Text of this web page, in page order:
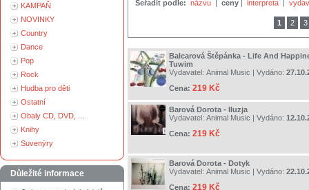
KAMPAŇ
NOVINKY
Country
Dance
Pop
Rock
Hudba pro děti
Ostatní
Obaly CD, DVD, ...
Knihy
Suvenýry
Důležité informace
Seřadit podle: názvu | ceny | interpreta |
1 2 3
Balcarová Štěpánka - Life And
Tuwim
Vydavatel: Animal Music | Vydáno:
Cena: 219 Kč
Barová Dorota - Iluzja
Vydavatel: Animal Music | Vydáno:
Cena: 219 Kč
Barová Dorota - Dotyk
Vydavatel: Animal Music | Vydáno:
Cena: 219 Kč